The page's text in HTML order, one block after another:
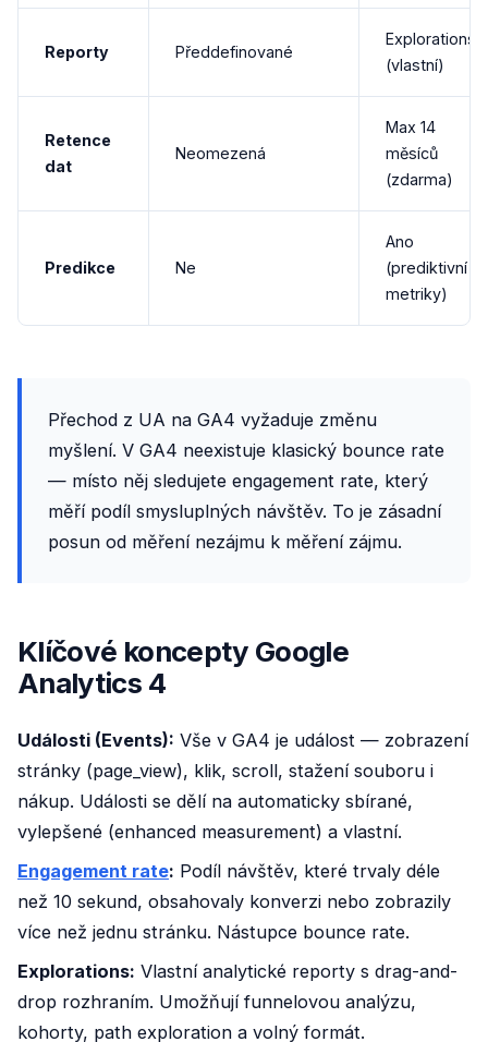
Reporty Předdefinované
Explorations
(vlastní)
Retence
dat
Neomezená
Max 14
měsíců
(zdarma)
Predikce Ne
Ano
(prediktivní
metriky)
Přechod z UA na GA4 vyžaduje změnu
myšlení. V GA4 neexistuje klasický bounce rate
— místo něj sledujete engagement rate, který
měří podíl smysluplných návštěv. To je zásadní
posun od měření nezájmu k měření zájmu.
Klíčové koncepty Google
Analytics 4
Události (Events): Vše v GA4 je událost — zobrazení
stránky (page_view), klik, scroll, stažení souboru i
nákup. Události se dělí na automaticky sbírané,
vylepšené (enhanced measurement) a vlastní.
Engagement rate: Podíl návštěv, které trvaly déle
než 10 sekund, obsahovaly konverzi nebo zobrazily
více než jednu stránku. Nástupce bounce rate.
Explorations: Vlastní analytické reporty s drag-and-
drop rozhraním. Umožňují funnelovou analýzu,
kohorty, path exploration a volný formát.